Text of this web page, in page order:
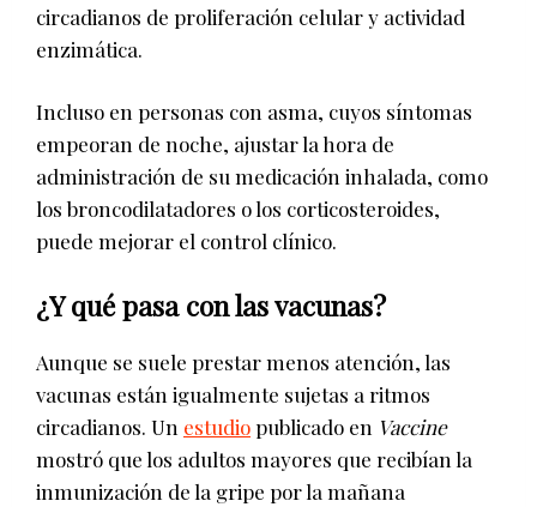
circadianos de proliferación celular y actividad
enzimática.
Incluso en personas con asma, cuyos síntomas
empeoran de noche, ajustar la hora de
administración de su medicación inhalada, como
los broncodilatadores o los corticosteroides,
puede mejorar el control clínico.
¿Y qué pasa con las vacunas?
Aunque se suele prestar menos atención, las
vacunas están igualmente sujetas a ritmos
circadianos. Un estudiopublicado en Vaccine
mostró que los adultos mayores que recibían la
inmunización de la gripe por la mañana